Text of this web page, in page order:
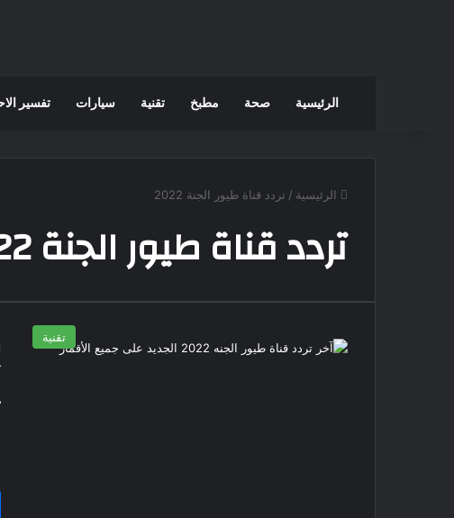
الرئيسية صحة مطبخ تقنية سيارات تفسير
الرئيسية / تردد قناة طيور الجنة 2022
تردد قناة طيور الجنة 2022
تقنية